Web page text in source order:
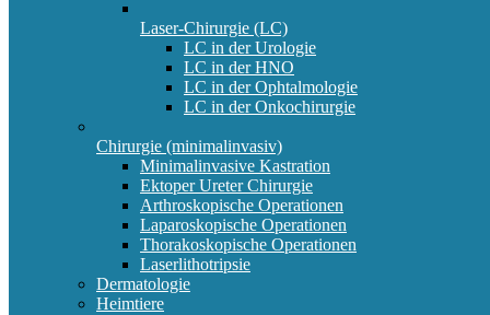
Laser-Chirurgie (LC)
LC in der Urologie
LC in der HNO
LC in der Ophtalmologie
LC in der Onkochirurgie
Chirurgie (minimalinvasiv)
Minimalinvasive Kastration
Ektoper Ureter Chirurgie
Arthroskopische Operationen
Laparoskopische Operationen
Thorakoskopische Operationen
Laserlithotripsie
Dermatologie
Heimtiere